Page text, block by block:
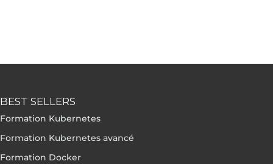
BEST SELLERS
Formation Kubernetes
Formation Kubernetes avancé
Formation Docker